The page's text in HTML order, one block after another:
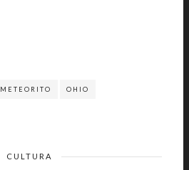
METEORITO OHIO
CULTURA